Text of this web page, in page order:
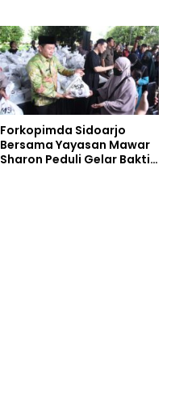
Forkopimda Sidoarjo
Bersama Yayasan Mawar
Sharon Peduli Gelar Bakti